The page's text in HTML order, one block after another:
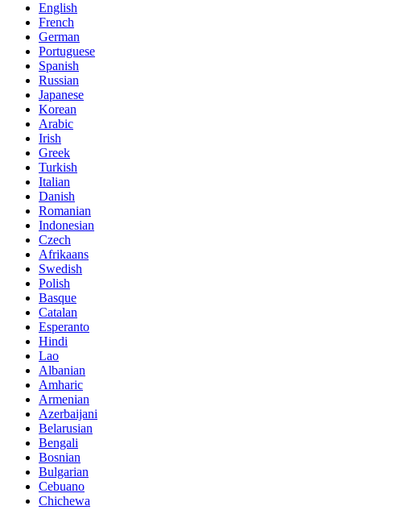
English
French
German
Portuguese
Spanish
Russian
Japanese
Korean
Arabic
Irish
Greek
Turkish
Italian
Danish
Romanian
Indonesian
Czech
Afrikaans
Swedish
Polish
Basque
Catalan
Esperanto
Hindi
Lao
Albanian
Amharic
Armenian
Azerbaijani
Belarusian
Bengali
Bosnian
Bulgarian
Cebuano
Chichewa